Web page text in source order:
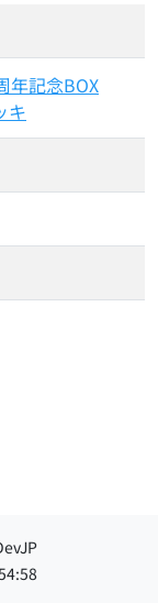
年記念BOX
キ